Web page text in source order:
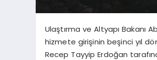
Ulaştırma ve Altyapı Bakanı
hizmete girişinin beşinci yıl
Recep Tayyip Erdoğan